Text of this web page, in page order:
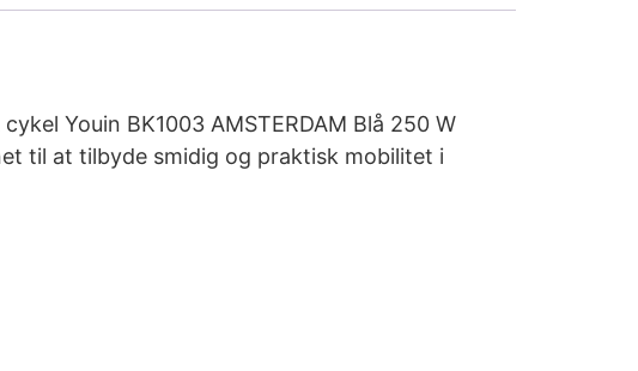
Youin BK1003 AMSTERDAM Blå 250 W
til at tilbyde smidig og praktisk mobilitet i